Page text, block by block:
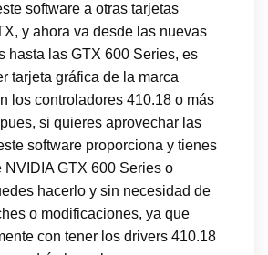
software a otras tarjetas
y ahora va desde las nuevas
hasta las GTX 600 Series, es
tarjeta gráfica de la marca
los controladores 410.18 o más
si quieres aprovechar las
software proporciona y tienes
NVIDIA GTX 600 Series o
hacerlo y sin necesidad de
o modificaciones, ya que
con tener los drivers 410.18